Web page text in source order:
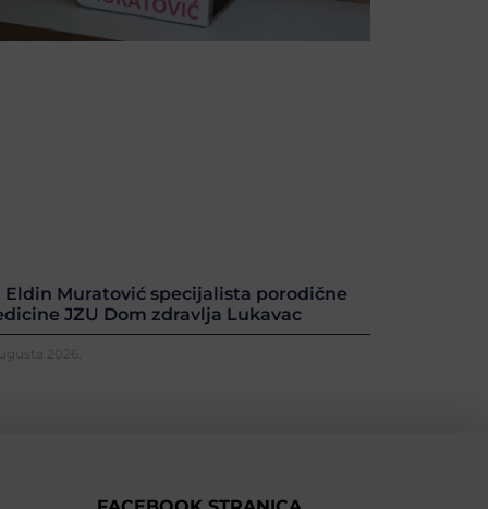
Eldin Muratović specijalista porodične
JZU Dom zdravlja Lukavac
2026.